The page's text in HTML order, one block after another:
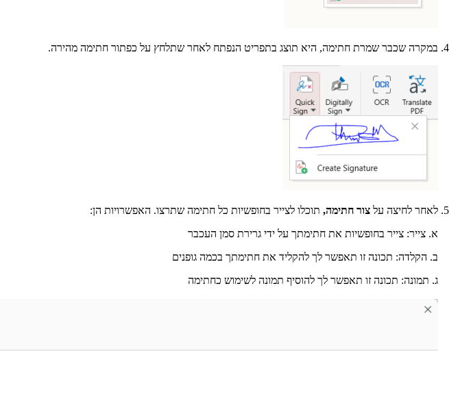
במקרה שכבר שמרת חתימה, היא תוצג בתפריט הנפתח לאחר שתלחץ על כפתור חתימה מהירה.
לאחר לחיצה על צור חתימה, תוכלו לצייר בחופשיות כל חתימה שתרצו. האפשרויות הן:
א. צייר: צייר בחופשיות את חתימתך על ידי גרירת סמן העכבר
ב. הקלדה: תכונה זו תאפשר לך להקליד את חתימתך בכמה גופנים
ג. תמונה: תכונה זו תאפשר לך להוסיף תמונה לשימוש כחתימה